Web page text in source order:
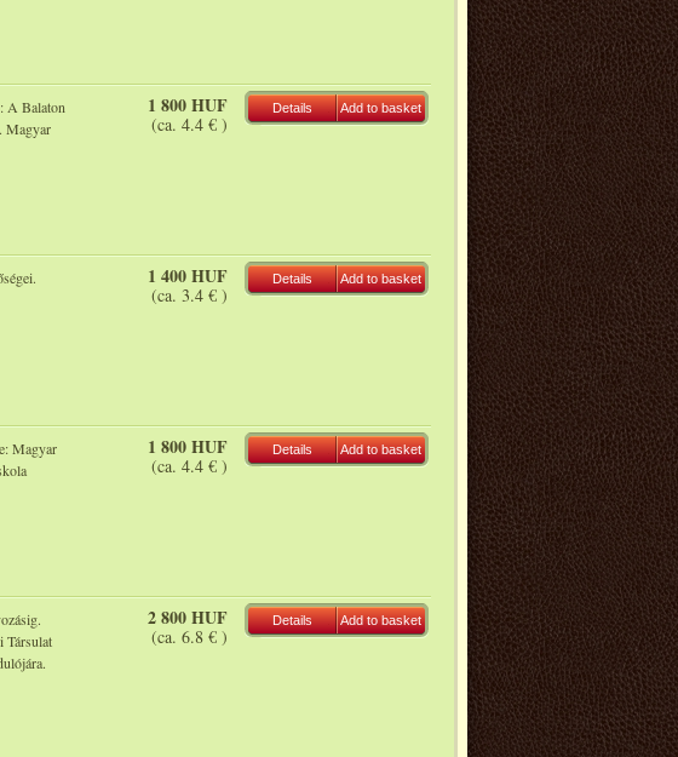
A Balaton
Magyar
1 800 HUF
(ca. 4.4 € )
Details Add to basket
1 400 HUF
(ca. 3.4 € )
Details Add to basket
Magyar
1 800 HUF
(ca. 4.4 € )
Details Add to basket
Társulat
2 800 HUF
(ca. 6.8 € )
Details Add to basket